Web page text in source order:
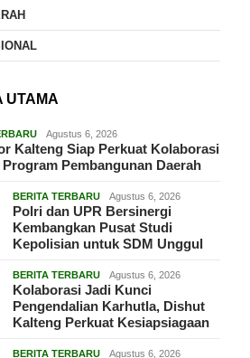
Disdagperin
dan Diuji ke
Produk Wajib
Anak
ke Lapangan,
Konsumen BBM
UTAMA
Agustus 6, 2026
Kalteng Siap Perkuat Kolaborasi
Pembangunan Daerah
BERITA TERBARU Agustus 6, 2026
Polri dan UPR Bersinergi
Kembangkan Pusat Studi
Kepolisian untuk SDM Unggul
BERITA TERBARU Agustus 6, 2026
Kolaborasi Jadi Kunci
Pengendalian Karhutla, Dishut
Kalteng Perkuat Kesiapsiagaan
BERITA TERBARU Agustus 6, 2026